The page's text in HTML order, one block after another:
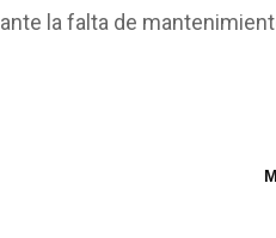
la falta de